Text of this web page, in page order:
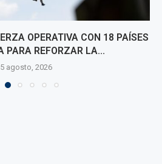
OPERATIVA CON 18 PAÍSES
PARA REFORZAR LA...
5 agosto, 2026